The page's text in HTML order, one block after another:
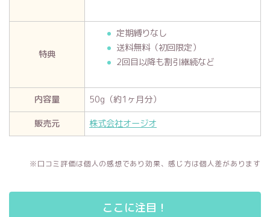
特典
定期縛りなし
送料無料（初回限定）
2回目以降も割引継続など
内容量
50g（約1ヶ月分）
販売元
株式会社オージオ
※口コミ評価は個人の感想であり効果、感じ方は個人差があります
ここに注目！